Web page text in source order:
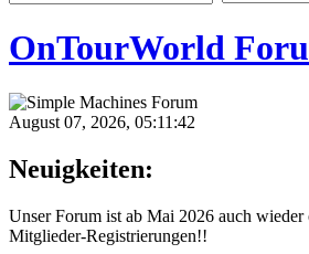
OnTourWorld
August 07, 2026, 05:11:42
Neuigkeiten:
Unser Forum ist ab Mai 2026 auch wieder
Mitglieder-Registrierungen!!